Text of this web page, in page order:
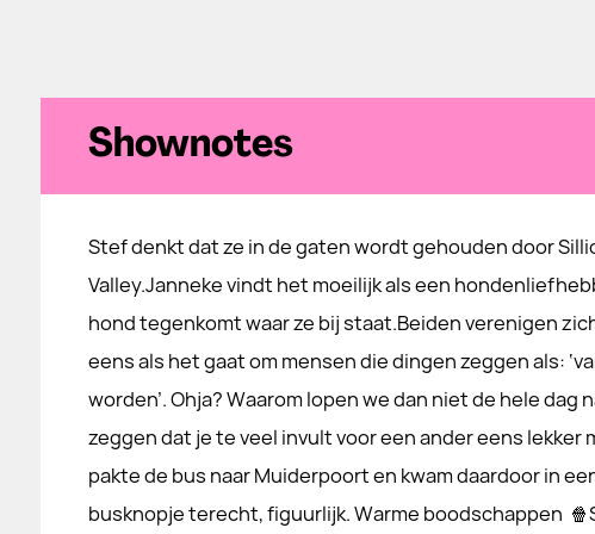
Shownotes
Stef denkt dat ze in de gaten wordt gehouden door
Valley.Janneke vindt het moeilijk als een
hond tegenkomt waar ze bij staat.Beiden verenigen
eens als het gaat om mensen die dingen zeggen als:
worden’. Ohja? Waarom lopen we dan niet de hele dag
zeggen dat je te veel invult voor een ander eens lekker
pakte de bus naar Muiderpoort en kwam daardoor in
busknopje terecht, figuurlijk. Warme boodschappen